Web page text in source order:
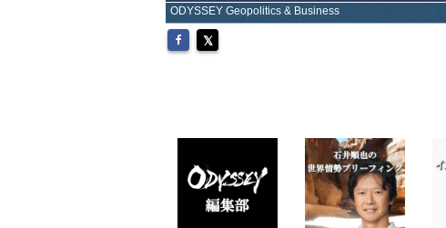
ODYSSEY Geopolitics & Business